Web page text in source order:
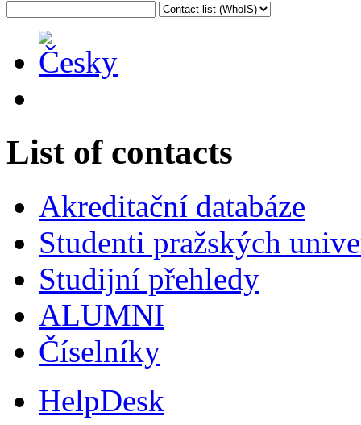
List of contacts
Akreditační databáze
Studenti pražských
Studijní přehledy
ALUMNI
Číselníky
HelpDesk